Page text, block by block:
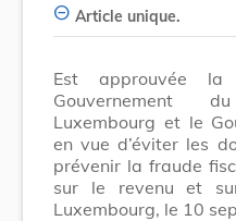
Article unique.
Est approuvée la
Gouvernement
Luxembourg et le
en vue d’éviter les
prévenir la fraude
sur le revenu et
Luxembourg, le 10